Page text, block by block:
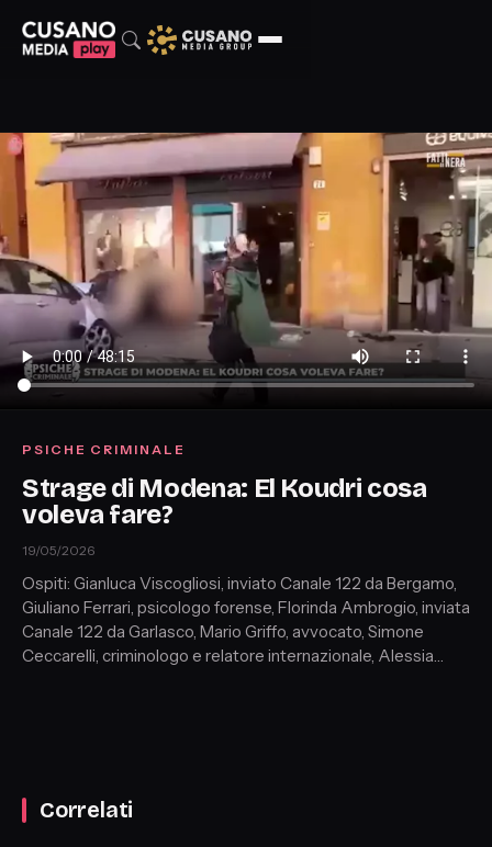
PSICHE CRIMINALE
Strage di Modena: El Koudri cosa
voleva fare?
19/05/2026
Ospiti: Gianluca Viscogliosi, inviato Canale 122 da Bergamo,
Giuliano Ferrari, psicologo forense, Florinda Ambrogio, inviata
Canale 122 da Garlasco, Mario Griffo, avvocato, Simone
Ceccarelli, criminologo e relatore internazionale, Alessia
Correlati